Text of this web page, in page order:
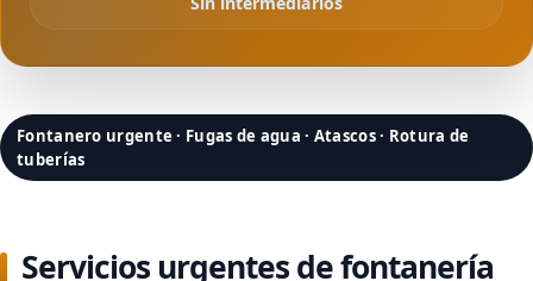
Fontanero urgente · Fugas de agua · Atascos · Rotura de
tuberías
Servicios urgentes de fontanería